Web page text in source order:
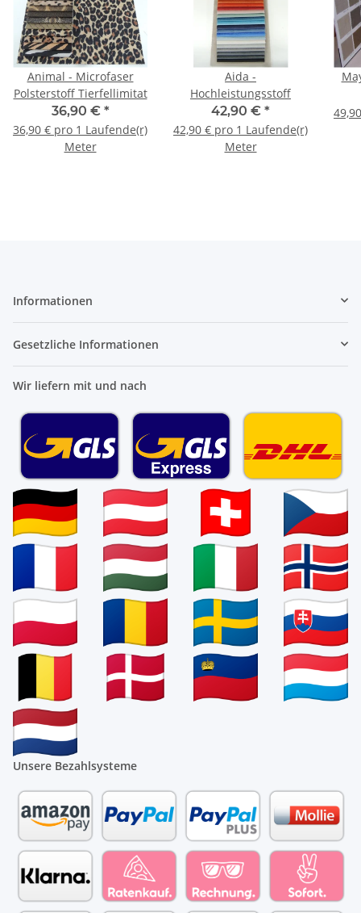
Animal - Microfaser
Polsterstoff Tierfellimitat
36,90 € *
36,90 € pro 1 Laufende(r)
Meter
Aida -
Hochleistungsstoff
42,90 € *
42,90 € pro 1 Laufende(r)
Meter
Informationen
Gesetzliche Informationen
Wir liefern mit und nach
Unsere Bezahlsysteme